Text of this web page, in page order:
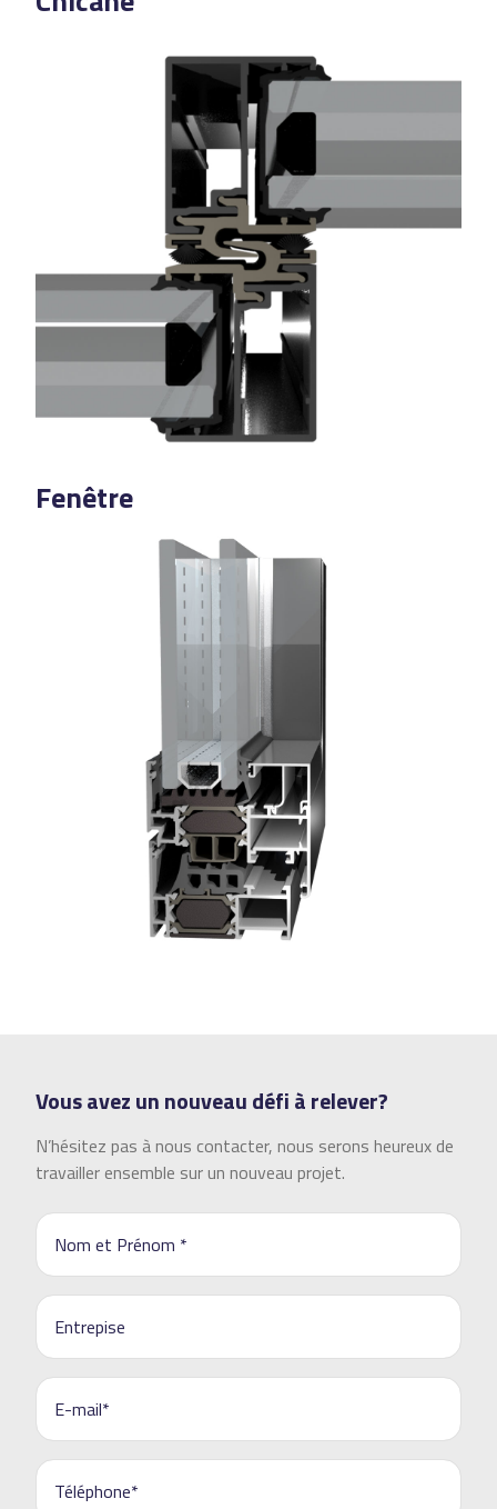
Fenêtre
Vous avez un nouveau défi à relever?
N’hésitez pas à nous contacter, nous serons heureux de
travailler ensemble sur un nouveau projet.